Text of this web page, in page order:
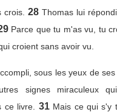
crois. 28 Thomas lui
Parce que tu m'as vu, tu
croient sans avoir vu.
sous les yeux de
signes miraculeux
ce livre.
31 Mais ce qui s'y